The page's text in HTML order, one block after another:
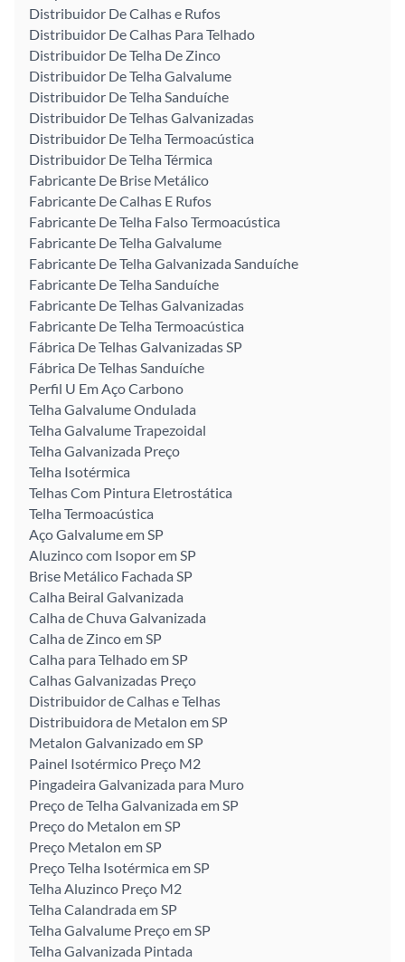
Distribuidor De Calhas e Rufos
Distribuidor De Calhas Para Telhado
Distribuidor De Telha De Zinco
Distribuidor De Telha Galvalume
Distribuidor De Telha Sanduíche
Distribuidor De Telhas Galvanizadas
Distribuidor De Telha Termoacústica
Distribuidor De Telha Térmica
Fabricante De Brise Metálico
Fabricante De Calhas E Rufos
Fabricante De Telha Falso Termoacústica
Fabricante De Telha Galvalume
Fabricante De Telha Galvanizada Sanduíche
Fabricante De Telha Sanduíche
Fabricante De Telhas Galvanizadas
Fabricante De Telha Termoacústica
Fábrica De Telhas Galvanizadas SP
Fábrica De Telhas Sanduíche
Perfil U Em Aço Carbono
Telha Galvalume Ondulada
Telha Galvalume Trapezoidal
Telha Galvanizada Preço
Telha Isotérmica
Telhas Com Pintura Eletrostática
Telha Termoacústica
Aço Galvalume em SP
Aluzinco com Isopor em SP
Brise Metálico Fachada SP
Calha Beiral Galvanizada
Calha de Chuva Galvanizada
Calha de Zinco em SP
Calha para Telhado em SP
Calhas Galvanizadas Preço
Distribuidor de Calhas e Telhas
Distribuidora de Metalon em SP
Metalon Galvanizado em SP
Painel Isotérmico Preço M2
Pingadeira Galvanizada para Muro
Preço de Telha Galvanizada em SP
Preço do Metalon em SP
Preço Metalon em SP
Preço Telha Isotérmica em SP
Telha Aluzinco Preço M2
Telha Calandrada em SP
Telha Galvalume Preço em SP
Telha Galvanizada Pintada